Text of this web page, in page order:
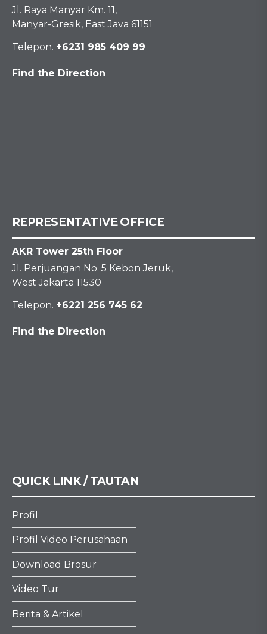
Jl. Raya Manyar Km. 11,
Manyar-Gresik, East Java 61151
Telepon. +6231 985 409 99
Find the Direction
REPRESENTATIVE OFFICE
AKR Tower 25th Floor
Jl. Perjuangan No. 5 Kebon Jeruk,
West Jakarta 11530
Telepon. +6221 256 745 62
Find the Direction
QUICK LINK / TAUTAN
Profil
Profil Video Perusahaan
Download Brosur
Video Tur
Berita & Artikel